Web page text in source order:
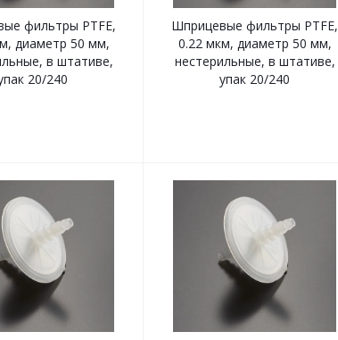
фильтры PTFE,
диаметр 50 мм,
в штативе,
20/240
Шприцевые фильтры PTFE,
0.22 мкм, диаметр 50 мм,
нестерильные, в штативе,
упак 20/240